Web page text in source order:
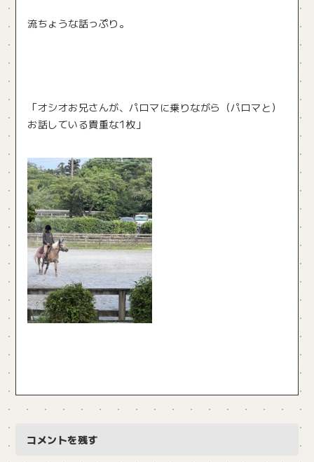
流ちょうな話っぷり。
「オシオお兄さんが、パロマに乗りながら（パロマと）
お話している貴重な1枚」
コメントを残す